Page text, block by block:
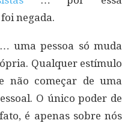
negada.
uma pessoa só muda
Qualquer estímulo
não começar de uma
O único poder de
é apenas sobre nós